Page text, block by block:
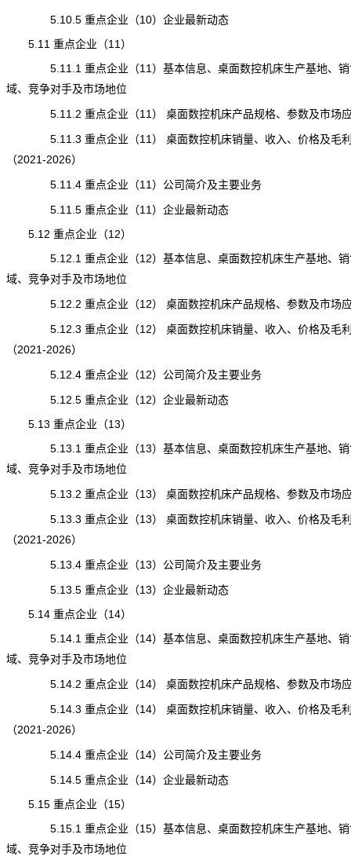
5.10.5 重点企业（10）企业最新动态
5.11 重点企业（11）
5.11.1 重点企业（11）基本信息、桌面数控机床生产基地、销
域、竞争对手及市场地位
5.11.2 重点企业（11） 桌面数控机床产品规格、参数及市场
5.11.3 重点企业（11） 桌面数控机床销量、收入、价格及毛
（2021-2026）
5.11.4 重点企业（11）公司简介及主要业务
5.11.5 重点企业（11）企业最新动态
5.12 重点企业（12）
5.12.1 重点企业（12）基本信息、桌面数控机床生产基地、销
域、竞争对手及市场地位
5.12.2 重点企业（12） 桌面数控机床产品规格、参数及市场
5.12.3 重点企业（12） 桌面数控机床销量、收入、价格及毛
（2021-2026）
5.12.4 重点企业（12）公司简介及主要业务
5.12.5 重点企业（12）企业最新动态
5.13 重点企业（13）
5.13.1 重点企业（13）基本信息、桌面数控机床生产基地、销
域、竞争对手及市场地位
5.13.2 重点企业（13） 桌面数控机床产品规格、参数及市场
5.13.3 重点企业（13） 桌面数控机床销量、收入、价格及毛
（2021-2026）
5.13.4 重点企业（13）公司简介及主要业务
5.13.5 重点企业（13）企业最新动态
5.14 重点企业（14）
5.14.1 重点企业（14）基本信息、桌面数控机床生产基地、销
域、竞争对手及市场地位
5.14.2 重点企业（14） 桌面数控机床产品规格、参数及市场
5.14.3 重点企业（14） 桌面数控机床销量、收入、价格及毛
（2021-2026）
5.14.4 重点企业（14）公司简介及主要业务
5.14.5 重点企业（14）企业最新动态
5.15 重点企业（15）
5.15.1 重点企业（15）基本信息、桌面数控机床生产基地、销
域、竞争对手及市场地位